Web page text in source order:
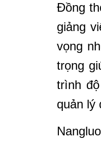
Đồng
giảng
vọng
trọng
trình
quản lý